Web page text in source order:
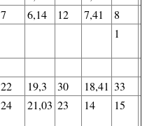
7 6,14 12 7,41 8
1
22 19,3 30 18,41 33
24 21,03 23 14 15